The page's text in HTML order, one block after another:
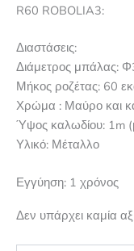
R60 ROBOLIA3:
Διαστάσεις:
Διάμετρος μπάλας:
Μήκος ροζέτας: 60
Χρώμα : Μαύρο και
Ύψος καλωδίου: 1m
Υλικό: Μέταλλο
Εγγύηση: 1 χρόνος
Δεν υπάρχει καμία